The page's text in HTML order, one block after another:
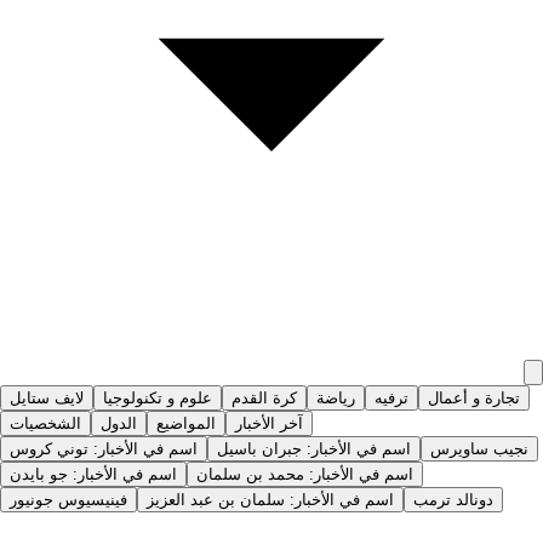
لايف ستايل علوم و تكنولوجيا كرة القدم رياضة ترفيه
تجارة و أعمال
الشخصيات
الدول المواضيع
آخر الأخبار
اسم في الأخبار: توني كروس
اسم في الأخبار: جبران باسيل
نجيب ساويرس
اسم في الأخبار: جو بايدن
اسم في الأخبار: محمد بن سلمان
فينيسيوس جونيور
اسم في الأخبار: سلمان بن عبد العزيز دونالد ترمب